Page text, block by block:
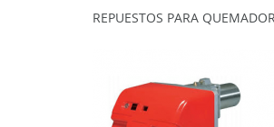
REPUESTOS PARA